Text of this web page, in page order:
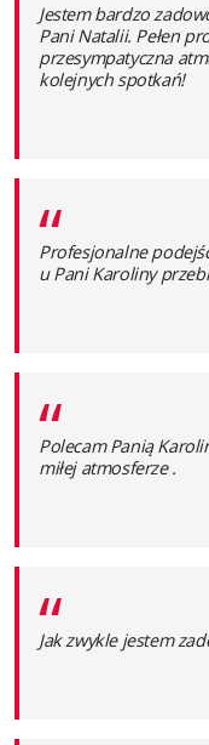
Jestem bardzo
Pani Natalii. Pełen
przesympatyczna
kolejnych spotkań!
“
Profesjonalne
u Pani Karoliny
“
Polecam Panią
miłej atmosferze .
“
Jak zwykle jestem